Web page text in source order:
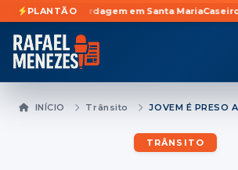
PLANTÃO
abordagem em Santa MariaCaseiro
INÍCIO Trânsito
TRÂNSITO